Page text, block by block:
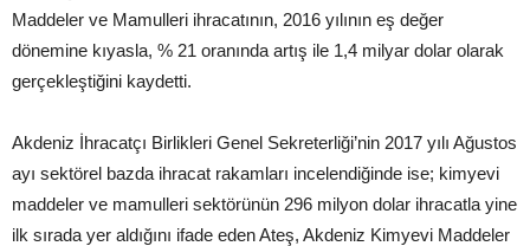
Maddeler ve Mamulleri ihracatının, 2016 yılının eş değer
dönemine kıyasla, % 21 oranında artış ile 1,4 milyar dolar olarak
gerçekleştiğini kaydetti.
Akdeniz İhracatçı Birlikleri Genel Sekreterliği’nin 2017 yılı Ağustos
ayı sektörel bazda ihracat rakamları incelendiğinde ise; kimyevi
maddeler ve mamulleri sektörünün 296 milyon dolar ihracatla yine
ilk sırada yer aldığını ifade eden Ateş, Akdeniz Kimyevi Maddeler